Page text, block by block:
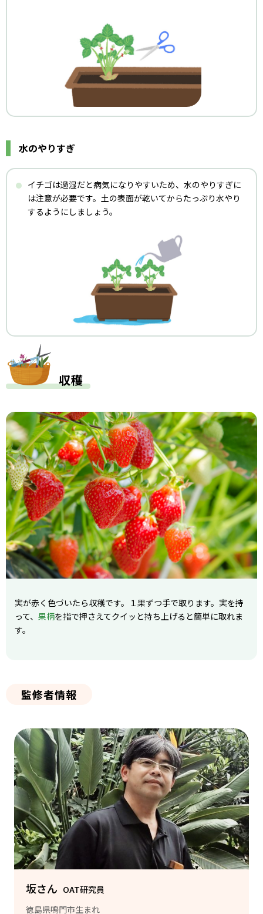
水のやりすぎ
イチゴは過湿だと病気になりやすいため、水のやりすぎに
は注意が必要です。土の表面が乾いてからたっぷり水やり
するようにしましょう。
収穫
実が赤く色づいたら収穫です。１果ずつ手で取ります。実を持
って、 果柄を指で押さえてクイッと持ち上げると簡単に取れま
す。
監修者情報
坂さん OAT研究員
徳島県鳴門市生まれ